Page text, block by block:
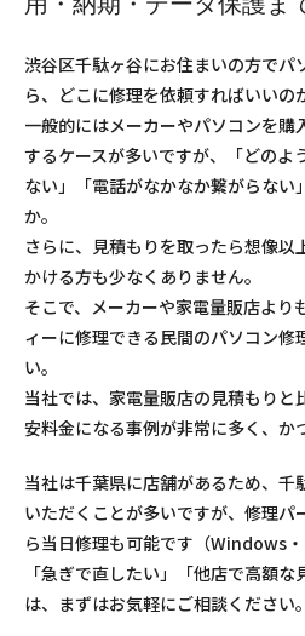
渋谷区千駄ヶ谷にお住まいの方でパ
ら、どこに修理を依頼すればいいの
一般的にはメーカーやパソコンを購
するケースが多いですが、「どのよ
ない」「電話がなかなか繋がらない
か。
さらに、見積もりを取ったら想像以
かける方も少なくありません。
そこで、メーカーや家電量販店より
ィーに修理できる民間のパソコン修
い。
当社では、家電量販店の見積もり
安料金になる事例が非常に多く、か
当社は千葉県に店舗があるため、千
いただくことが多いですが、修理パ
ら当日修理も可能です（Windows・
「急ぎで直したい」「他店で高額
は、まずはお気軽にご相談ください。